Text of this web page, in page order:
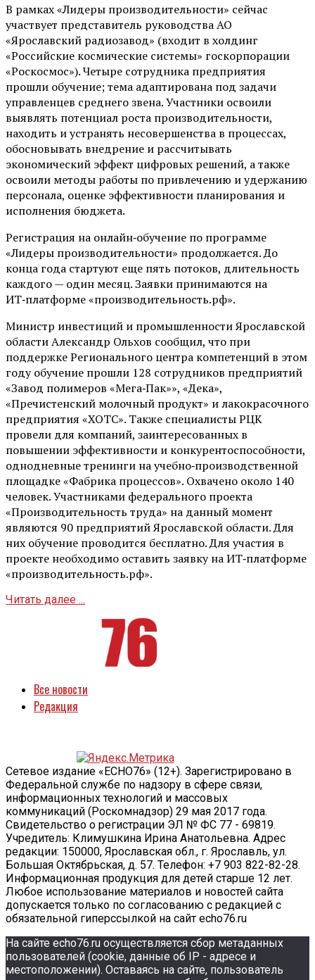
В рамках «Лидеры производительности» сейчас
участвует представитель руководства АО
«Ярославский радиозавод» (входит в холдинг
«Российские космические системы» госкорпорации
«Роскосмос»). Четыре сотрудника предприятия
прошли обучение; тема адаптирована под задачи
управленцев среднего звена. Участники освоили
выявлять потенциал роста производительности,
находить и устранять несовершенства в процессах,
обосновывать внедрение и рассчитывать
экономический эффект цифровых решений, а также
освоили методы работы по привлечению и удержанию
персонала, оценке эффективности планирования и
исполнения бюджета.
Регистрация на онлайн‑обучение по программе
«Лидеры производительности» продолжается. До
конца года стартуют еще пять потоков, длительность
каждого — один месяц. Заявки принимаются на
ИТ‑платформе «производительность.рф».
Министр инвестиций и промышленности Ярославской
области Александр Ольхов сообщил, что при
поддержке Регионального центра компетенций в этом
году обучение прошли 128 сотрудников предприятий
«Завод полимеров «Мега‑Пак»», «Дека»,
«Пречистенский молочный продукт» и лакокрасочного
предприятия «ХОТС». Также специалисты РЦК
провели для компаний, заинтересованных в
повышении эффективности и конкурентоспособности,
однодневные тренинги на учебно‑производственной
площадке «Фабрика процессов». Охвачено около 140
человек. Участниками федерального проекта
«Производительность труда» на данный момент
являются 90 предприятий Ярославской области. Для
них обучение проводится бесплатно. Для участия в
проекте необходимо оставить заявку на ИТ‑платформе
«производительность.рф».
Читать далее ...
Все новости
Редакция
Сетевое издание «ECHO76» (12+). Зарегистрировано в
Федеральной службе по надзору в сфере связи,
информационных технологий и массовых
коммуникаций (Роскомнадзор) 29 мая 2017 года.
Свидетельство о регистрации ЭЛ № ФС 77 - 69819.
Учредитель: Климушкина Ирина Анатольевна. Адрес
редакции: 150000, Ярославская обл., г. Ярославль, ул.
Большая Октябрьская, д. 57. Телефон: +7 903 822-82-28.
Информационная продукция для детей старше 12 лет.
Любое использование материалов и новостей сайта
допускается только по согласованию с редакцией с
обязательной гиперссылкой на сайт echo76.ru
На сайте echo76.ru осуществляется сбор метаданных
пользователей (cookie, данные об IP - адресе и
местоположении). Оставаясь на сайте, пользователь